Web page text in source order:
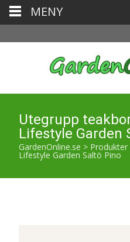
Utegrupp
Lifestyle Garden
GardenOnline.se > Produkter
Lifestyle Garden Saltö Pino
MENY